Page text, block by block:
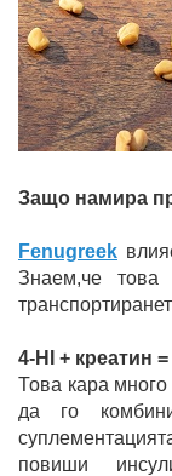
Защо намира
Fenugreek
Знаем,че това
4-HI + креатин =
Това кара
да го
повиши